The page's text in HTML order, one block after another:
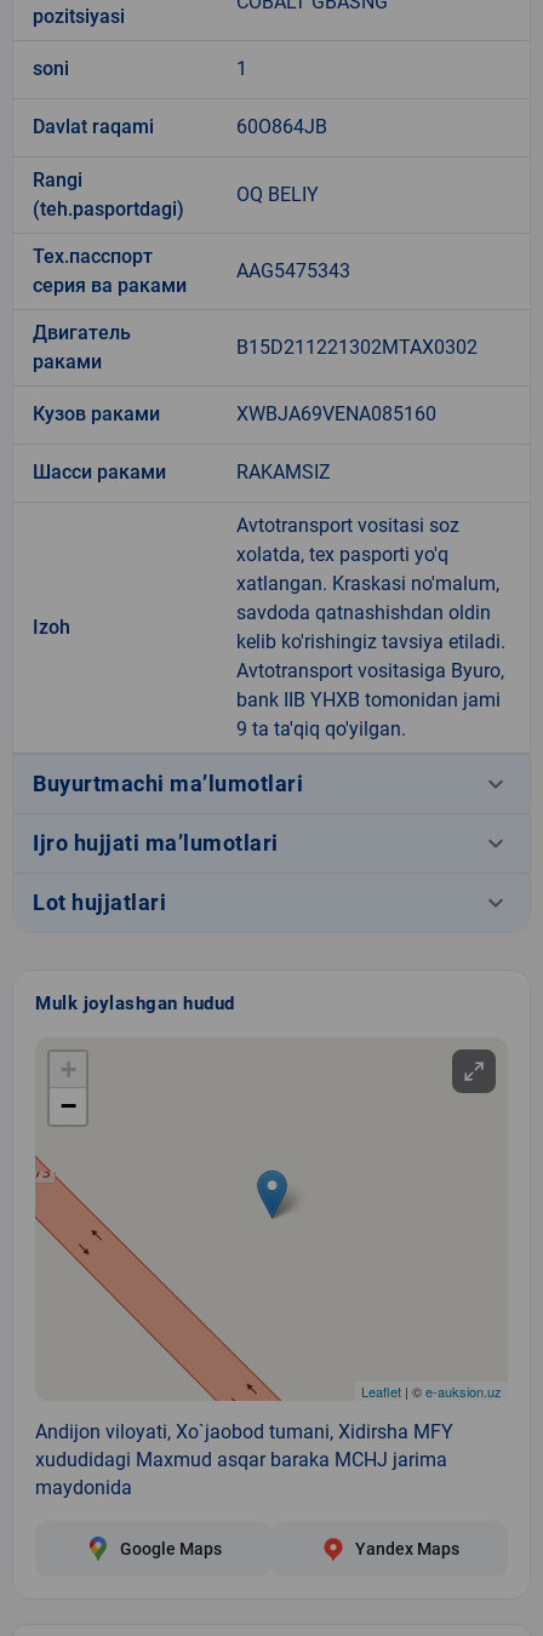
pozitsiyasi
soni 1
Davlat raqami 60O864JB
Rangi
(teh.pasportdagi)
OQ BELIY
Тех.пасспорт
серия ва раками
AAG5475343
Двигатель
раками
B15D211221302MTAX0302
Кузов раками XWBJA69VENA085160
Шасси раками RAKAMSIZ
Izoh
Avtotransport vositasi soz
xolatda, tex pasporti yo'q
xatlangan. Kraskasi no'malum,
savdoda qatnashishdan oldin
kelib ko'rishingiz tavsiya etiladi.
Avtotransport vositasiga Byuro,
bank IIB YHXB tomonidan jami
9 ta ta'qiq qo'yilgan.
Buyurtmachi ma’lumotlari keyboard_arrow_down
Ijro hujjati ma’lumotlari keyboard_arrow_down
Lot hujjatlari keyboard_arrow_down
Mulk joylashgan hudud
+
−
Leaflet | ©e-auksion.uz
Andijon viloyati, Xo`jaobod tumani, Xidirsha MFY
xududidagi Maxmud asqar baraka MCHJ jarima
maydonida
Google Maps Yandex Maps